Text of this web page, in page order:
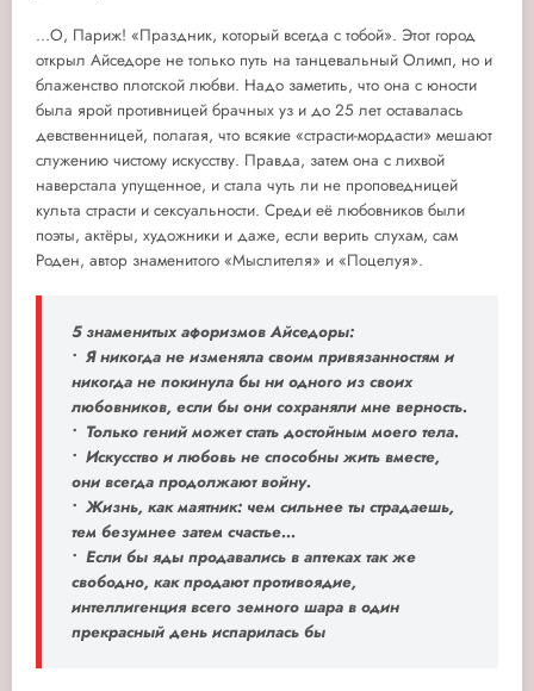
...О, Париж! «Праздник, который всегда с тобой». Этот город
открыл Айседоре не только путь на танцевальный Олимп, но и
блаженство плотской любви. Надо заметить, что она с юности
была ярой противницей брачных уз и до 25 лет оставалась
девственницей, полагая, что всякие «страсти-мордасти» мешают
служению чистому искусству. Правда, затем она с лихвой
наверстала упущенное, и стала чуть ли не проповедницей
культа страсти и сексуальности. Среди её любовников были
поэты, актёры, художники и даже, если верить слухам, сам
Роден, автор знаменитого «Мыслителя» и «Поцелуя».
5 знаменитых афоризмов Айседоры:
• Я никогда не изменяла своим привязанностям и
никогда не покинула бы ни одного из своих
любовников, если бы они сохраняли мне верность.
• Только гений может стать достойным моего тела.
• Искусство и любовь не способны жить вместе,
они всегда продолжают войну.
• Жизнь, как маятник: чем сильнее ты страдаешь,
тем безумнее затем счастье...
• Если бы яды продавались в аптеках так же
свободно, как продают противоядие,
интеллигенция всего земного шара в один
прекрасный день испарилась бы